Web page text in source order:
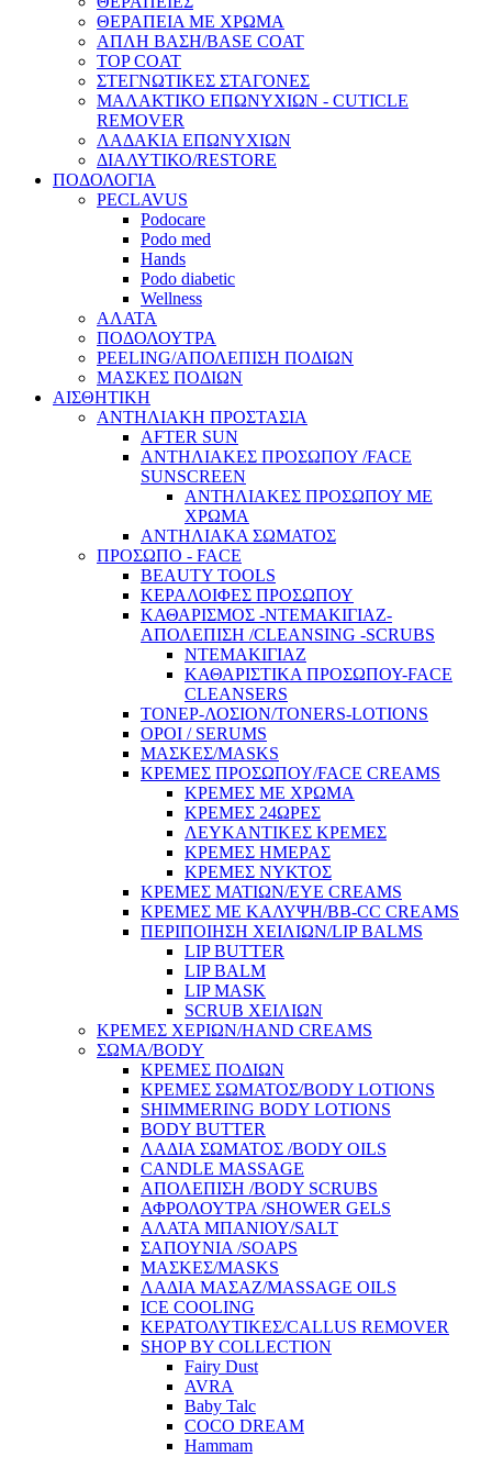
ΘΕΡΑΠΕΙΑ ΜΕ ΧΡΩΜΑ
ΑΠΛΗ ΒΑΣΗ/BASE COAT
TOP COAT
ΣΤΕΓΝΩΤΙΚΕΣ ΣΤΑΓΟΝΕΣ
ΜΑΛΑΚΤΙΚΟ ΕΠΩΝΥΧΙΩΝ - CUTICLE
REMOVER
ΛΑΔΑΚΙΑ ΕΠΩΝΥΧΙΩΝ
ΔΙΑΛΥΤΙΚΟ/RESTORE
ΠΟΔΟΛΟΓΙΑ
PECLAVUS
Podocare
Podo med
Hands
Podo diabetic
Wellness
ΑΛΑΤΑ
ΠΟΔΟΛΟΥΤΡΑ
PEELING/ΑΠΟΛΕΠΙΣΗ ΠΟΔΙΩΝ
ΜΑΣΚΕΣ ΠΟΔΙΩΝ
ΑΙΣΘΗΤΙΚΗ
ΑΝΤΗΛΙΑΚΗ ΠΡΟΣΤΑΣΙΑ
AFTER SUN
ΑΝΤΗΛΙΑΚΕΣ ΠΡΟΣΩΠΟΥ /FACE
SUNSCREEN
ΑΝΤΗΛΙΑΚΕΣ ΠΡΟΣΩΠΟΥ ΜΕ
ΧΡΩΜΑ
ΑΝΤΗΛΙΑΚΑ ΣΩΜΑΤΟΣ
ΠΡΟΣΩΠΟ - FACE
BEAUTY TOOLS
ΚΕΡΑΛΟΙΦΕΣ ΠΡΟΣΩΠΟΥ
ΚΑΘΑΡΙΣΜΟΣ -ΝΤΕΜΑΚΙΓΙΑΖ-
ΑΠΟΛΕΠΙΣΗ /CLEANSING -SCRUBS
ΝΤΕΜΑΚΙΓΙΑΖ
ΚΑΘΑΡΙΣΤΙΚΑ ΠΡΟΣΩΠΟΥ-FACE
CLEANSERS
ΤΟΝΕΡ-ΛΟΣΙΟΝ/TONERS-LOTIONS
ΟΡΟΙ / SERUMS
ΜΑΣΚΕΣ/MASKS
ΚΡΕΜΕΣ ΠΡΟΣΩΠΟΥ/FACE CREAMS
ΚΡΕΜΕΣ ΜΕ ΧΡΩΜΑ
ΚΡΕΜΕΣ 24ΩΡΕΣ
ΛΕΥΚΑΝΤΙΚΕΣ ΚΡΕΜΕΣ
ΚΡΕΜΕΣ ΗΜΕΡΑΣ
ΚΡΕΜΕΣ ΝΥΚΤΟΣ
ΚΡΕΜΕΣ ΜΑΤΙΩΝ/EYE CREAMS
ΚΡΕΜΕΣ ΜΕ ΚΑΛΥΨΗ/BB-CC CREAMS
ΠΕΡΙΠΟΙΗΣΗ ΧΕΙΛΙΩΝ/LIP BALMS
LIP BUTTER
LIP BALM
LIP MASK
SCRUB ΧΕΙΛΙΩΝ
ΚΡΕΜΕΣ ΧΕΡΙΩΝ/HAND CREAMS
ΣΩΜΑ/BODY
ΚΡΕΜΕΣ ΠΟΔΙΩΝ
ΚΡΕΜΕΣ ΣΩΜΑΤΟΣ/BODY LOTIONS
SHIMMERING BODY LOTIONS
BODY BUTTER
ΛΑΔΙΑ ΣΩΜΑΤΟΣ /BODY OILS
CANDLE MASSAGE
ΑΠΟΛΕΠΙΣΗ /BODY SCRUBS
ΑΦΡΟΛΟΥΤΡΑ /SHOWER GELS
ΑΛΑΤΑ ΜΠΑΝΙΟΥ/SALT
ΣΑΠΟΥΝΙΑ /SOAPS
ΜΑΣΚΕΣ/MASKS
ΛΑΔΙΑ ΜΑΣΑΖ/MASSAGE OILS
ICE COOLING
ΚΕΡΑΤΟΛΥΤΙΚΕΣ/CALLUS REMOVER
SHOP BY COLLECTION
Fairy Dust
AVRA
Baby Talc
COCO DREAM
Hammam